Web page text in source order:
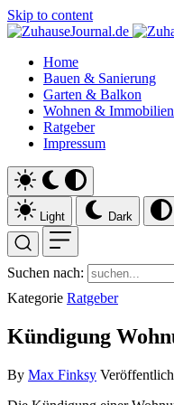
Skip to content
Home
Bauen & Sanierung
Garten & Balkon
Wohnen & Immobilien
Ratgeber
Impressum
Light Dark
Suchen nach:
Kategorie Ratgeber
Kündigung
By Max Finksy